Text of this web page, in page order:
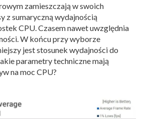
zamieszczają w swoich
z sumaryczną wydajnością
CPU. Czasem nawet uwzględnia
W końcu przy wyborze
jest stosunek wydajności do
parametry techniczne mają
na moc CPU?